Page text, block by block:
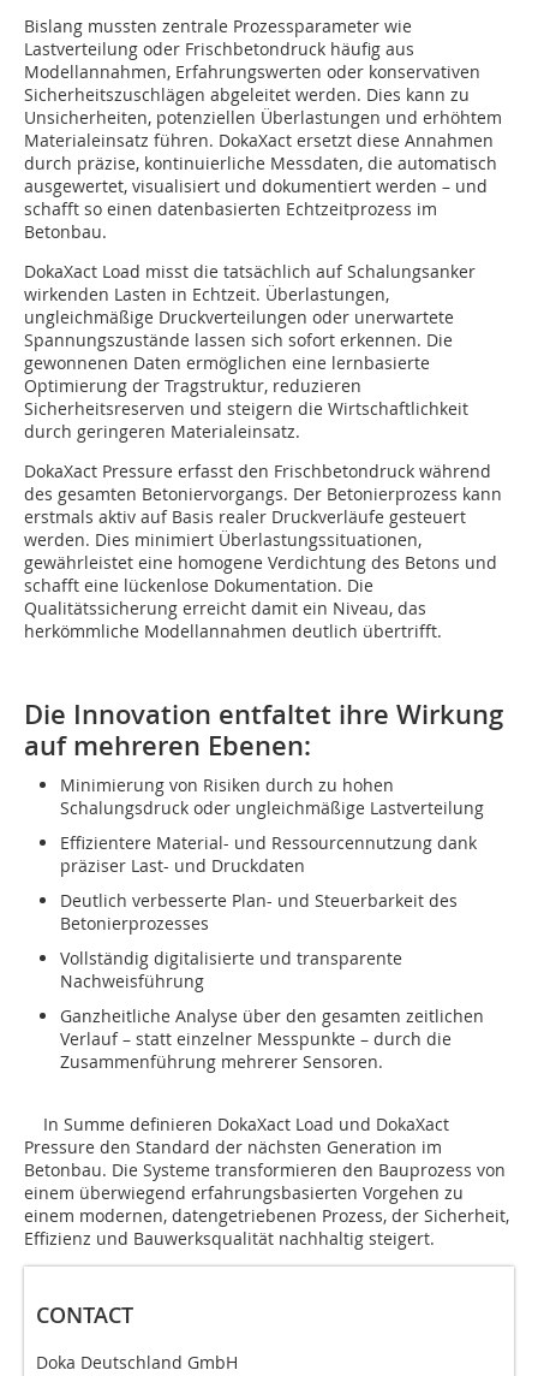
Bislang mussten zentrale Prozessparameter wie
Lastverteilung oder Frischbetondruck häufig aus
Modellannahmen, Erfahrungswerten oder konservativen
Sicherheitszuschlägen abgeleitet werden. Dies kann zu
Unsicherheiten, potenziellen Überlastungen und erhöhtem
Materialeinsatz führen. DokaXact ersetzt diese Annahmen
durch präzise, kontinuierliche Messdaten, die automatisch
ausgewertet, visualisiert und dokumentiert werden – und
schafft so einen datenbasierten Echtzeitprozess im
Betonbau.
DokaXact Load misst die tatsächlich auf Schalungsanker
wirkenden Lasten in Echtzeit. Überlastungen,
ungleichmäßige Druckverteilungen oder unerwartete
Spannungszustände lassen sich sofort erkennen. Die
gewonnenen Daten ermöglichen eine lernbasierte
Optimierung der Tragstruktur, reduzieren
Sicherheitsreserven und steigern die Wirtschaftlichkeit
durch geringeren Materialeinsatz.
DokaXact Pressure erfasst den Frischbetondruck während
des gesamten Betoniervorgangs. Der Betonierprozess kann
erstmals aktiv auf Basis realer Druckverläufe gesteuert
werden. Dies minimiert Überlastungssituationen,
gewährleistet eine homogene Verdichtung des Betons und
schafft eine lückenlose Dokumentation. Die
Qualitätssicherung erreicht damit ein Niveau, das
herkömmliche Modellannahmen deutlich übertrifft.
Die Innovation entfaltet ihre Wirkung
auf mehreren Ebenen:
Minimierung von Risiken durch zu hohen
Schalungsdruck oder ungleichmäßige Lastverteilung
Effizientere Material- und Ressourcennutzung dank
präziser Last- und Druckdaten
Deutlich verbesserte Plan- und Steuerbarkeit des
Betonierprozesses
Vollständig digitalisierte und transparente
Nachweisführung
Ganzheitliche Analyse über den gesamten zeitlichen
Verlauf – statt einzelner Messpunkte – durch die
Zusammenführung mehrerer Sensoren.
In Summe definieren DokaXact Load und DokaXact
Pressure den Standard der nächsten Generation im
Betonbau. Die Systeme transformieren den Bauprozess von
einem überwiegend erfahrungsbasierten Vorgehen zu
einem modernen, datengetriebenen Prozess, der Sicherheit,
Effizienz und Bauwerksqualität nachhaltig steigert.
CONTACT
Doka Deutschland GmbH